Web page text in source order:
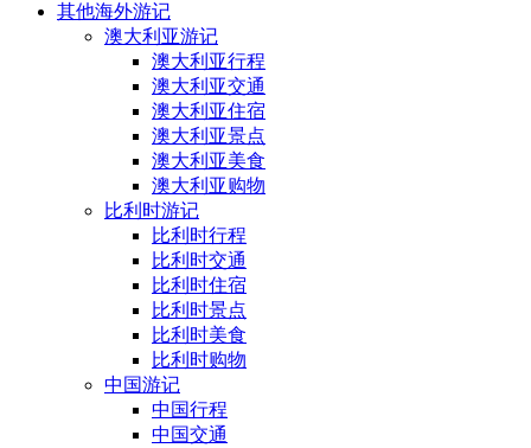
其他海外游记
澳大利亚游记
澳大利亚行程
澳大利亚交通
澳大利亚住宿
澳大利亚景点
澳大利亚美食
澳大利亚购物
比利时游记
比利时行程
比利时交通
比利时住宿
比利时景点
比利时美食
比利时购物
中国游记
中国行程
中国交通